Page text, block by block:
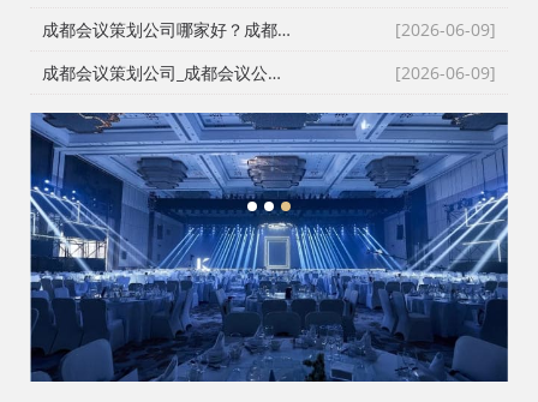
[2026-06-09]
成都会议策划公司哪家好？成都会务公司、会议公司推荐：红星活动专业承办新闻发布会与招商会
[2026-06-09]
成都会议策划公司_成都会议公司与成都年会策划公司专业执行团队
1 2 3